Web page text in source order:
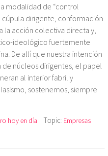
modalidad de “control
dirigente, conformación
la acción colectiva directa y,
ideológico fuertemente
De allí que nuestra intención
núcleos dirigentes, el papel
al interior fabril y
sostenemos, siempre
hoy en día Topic: Empresas